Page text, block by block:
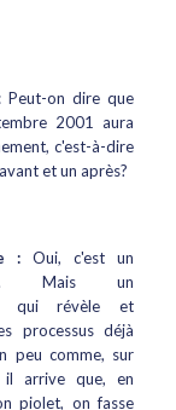
: Peut-on dire que
2001 aura
c'est-à-dire
et un après?
: Oui, c'est un
Mais un
qui révèle et
processus déjà
peu comme, sur
il arrive que, en
piolet, on fasse